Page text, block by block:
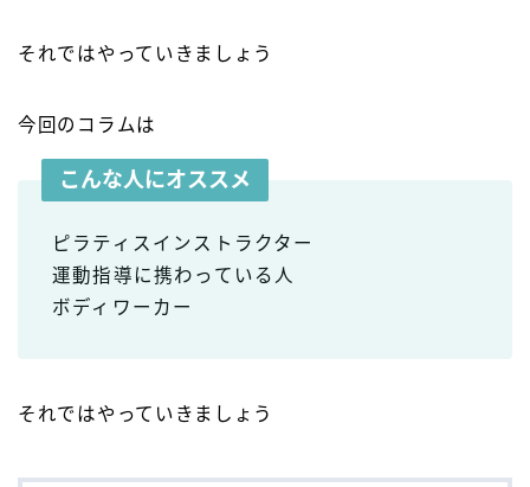
それではやっていきましょう
今回のコラムは
こんな人にオススメ
ピラティスインストラクター
運動指導に携わっている人
ボディワーカー
それではやっていきましょう